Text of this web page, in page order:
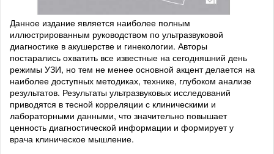
Данное издание является наиболее полным
иллюстрированным руководством по ультразвуковой
диагностике в акушерстве и гинекологии. Авторы
постарались охватить все известные на сегодняшний день
режимы УЗИ, но тем не менее основной акцент делается на
наиболее доступных методиках, технике, глубоком анализе
результатов. Результаты ультразвуковых исследований
приводятся в тесной корреляции с клиническими и
лабораторными данными, что значительно повышает
ценность диагностической информации и формирует у
врача клиническое мышление.